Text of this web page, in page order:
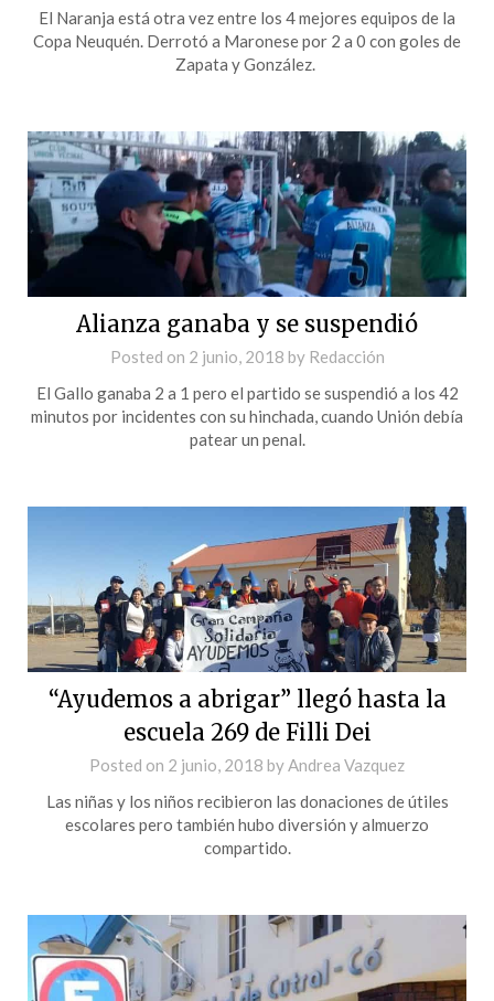
El Naranja está otra vez entre los 4 mejores equipos de la
Copa Neuquén. Derrotó a Maronese por 2 a 0 con goles de
Zapata y González.
Alianza ganaba y se suspendió
Posted on 2 junio, 2018 by Redacción
El Gallo ganaba 2 a 1 pero el partido se suspendió a los 42
minutos por incidentes con su hinchada, cuando Unión debía
patear un penal.
“Ayudemos a abrigar” llegó hasta la
escuela 269 de Filli Dei
Posted on 2 junio, 2018 byAndrea Vazquez
Las niñas y los niños recibieron las donaciones de útiles
escolares pero también hubo diversión y almuerzo
compartido.